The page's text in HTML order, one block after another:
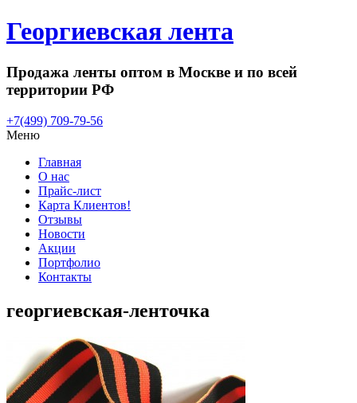
Георгиевская лента
Продажа ленты оптом в Москве и по всей
территории РФ
+7(499) 709-79-56
Меню
Главная
О нас
Прайс-лист
Карта Клиентов!
Отзывы
Новости
Акции
Портфолио
Контакты
георгиевская-ленточка